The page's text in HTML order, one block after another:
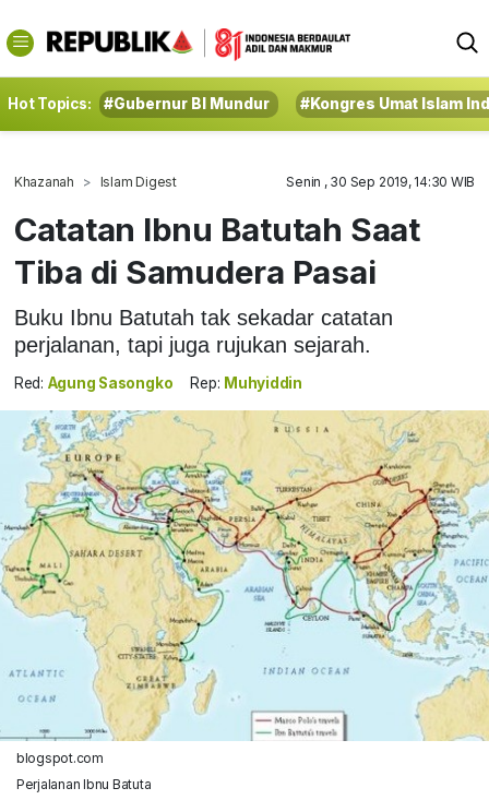
Hot Topics: #Gubernur BI Mundur #Kongres Umat Islam
Khazanah Islam Digest Senin , 30 Sep 2019, 14:30 WIB
Catatan Ibnu Batutah Saat
Tiba di Samudera Pasai
Buku Ibnu Batutah tak sekadar catatan
perjalanan, tapi juga rujukan sejarah.
Red: Agung Sasongko Rep: Muhyiddin
blogspot.com
Perjalanan Ibnu Batuta